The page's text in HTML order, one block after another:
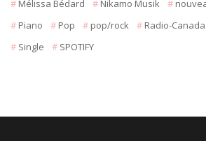
Mélissa Bédard
Nikamo Musik
Piano
Pop pop/rock Radio-Canada
Single
SPOTIFY